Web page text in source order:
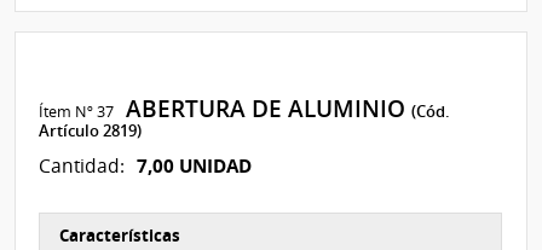
Ítem Nº 37 ABERTURA DE ALUMINIO(Cód.
Artículo 2819)
Cantidad: 7,00 UNIDAD
Características